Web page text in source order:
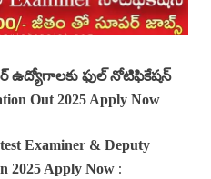
ఉద్యోగాలకు ఫుల్ నోటిఫికేషన్
Out 2025 Apply Now
Examiner & Deputy
2025 Apply Now :